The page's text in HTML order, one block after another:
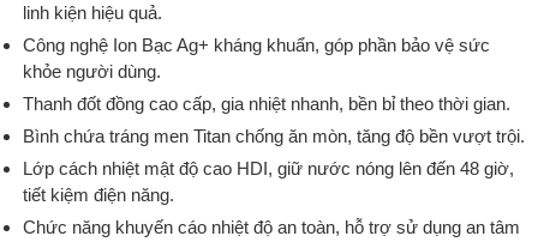
linh kiện hiệu quả.
Công nghệ Ion Bạc Ag+ kháng khuẩn, góp phần bảo vệ sức
khỏe người dùng.
Thanh đốt đồng cao cấp, gia nhiệt nhanh, bền bỉ theo thời gian.
Bình chứa tráng men Titan chống ăn mòn, tăng độ bền vượt trội.
Lớp cách nhiệt mật độ cao HDI, giữ nước nóng lên đến 48 giờ,
tiết kiệm điện năng.
Chức năng khuyến cáo nhiệt độ an toàn, hỗ trợ sử dụng an tâm